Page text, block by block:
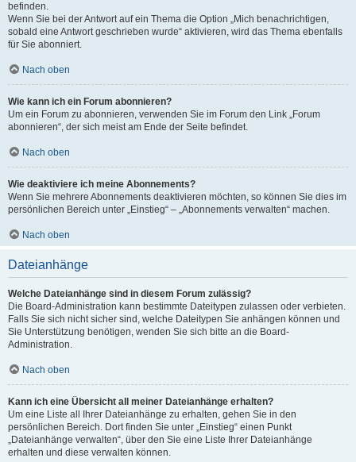
befinden.
Wenn Sie bei der Antwort auf ein Thema die Option „Mich benachrichtigen,
sobald eine Antwort geschrieben wurde“ aktivieren, wird das Thema ebenfalls
für Sie abonniert.
Nach oben
Wie kann ich ein Forum abonnieren?
Um ein Forum zu abonnieren, verwenden Sie im Forum den Link „Forum
abonnieren“, der sich meist am Ende der Seite befindet.
Nach oben
Wie deaktiviere ich meine Abonnements?
Wenn Sie mehrere Abonnements deaktivieren möchten, so können Sie dies im
persönlichen Bereich unter „Einstieg“ – „Abonnements verwalten“ machen.
Nach oben
Dateianhänge
Welche Dateianhänge sind in diesem Forum zulässig?
Die Board-Administration kann bestimmte Dateitypen zulassen oder verbieten.
Falls Sie sich nicht sicher sind, welche Dateitypen Sie anhängen können und
Sie Unterstützung benötigen, wenden Sie sich bitte an die Board-
Administration.
Nach oben
Kann ich eine Übersicht all meiner Dateianhänge erhalten?
Um eine Liste all Ihrer Dateianhänge zu erhalten, gehen Sie in den
persönlichen Bereich. Dort finden Sie unter „Einstieg“ einen Punkt
„Dateianhänge verwalten“, über den Sie eine Liste Ihrer Dateianhänge
erhalten und diese verwalten können.